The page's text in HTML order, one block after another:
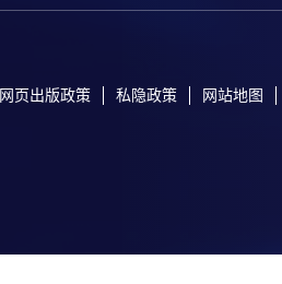
网页出版政策 私隐政策 网站地图